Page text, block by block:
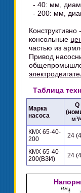
- 40: мм,
- 200: мм,
консольные
частью из
Привод
Таблица
Марка
насоса
Q
м³/
КМХ 65-40-
200
24
КМХ 65-40-
200(ВЗИ)
24